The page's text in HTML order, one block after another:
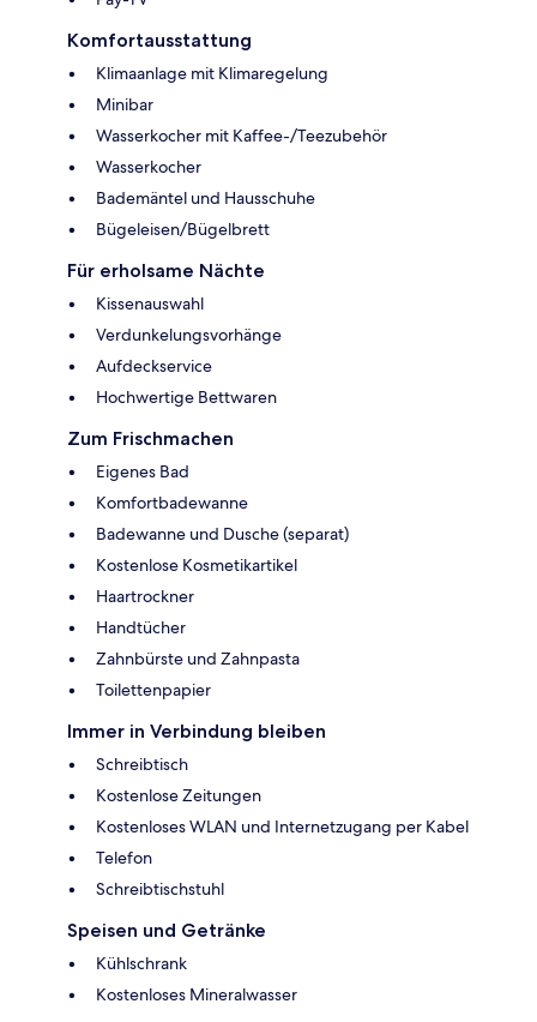
Komfortausstattung
Klimaanlage mit Klimaregelung
Minibar
Wasserkocher mit Kaffee-/Teezubehör
Wasserkocher
Bademäntel und Hausschuhe
Bügeleisen/Bügelbrett
Für erholsame Nächte
Kissenauswahl
Verdunkelungsvorhänge
Aufdeckservice
Hochwertige Bettwaren
Zum Frischmachen
Eigenes Bad
Komfortbadewanne
Badewanne und Dusche (separat)
Kostenlose Kosmetikartikel
Haartrockner
Handtücher
Zahnbürste und Zahnpasta
Toilettenpapier
Immer in Verbindung bleiben
Schreibtisch
Kostenlose Zeitungen
Kostenloses WLAN und Internetzugang per Kabel
Telefon
Schreibtischstuhl
Speisen und Getränke
Kühlschrank
Kostenloses Mineralwasser